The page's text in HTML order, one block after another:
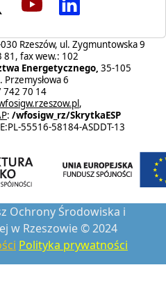
Rzeszów, ul. Zygmuntowska 9
81, fax wew.: 102
Energetycznego, 35-105
Przemysłowa 6
742 70 14
,
: /wfosigw_rz/SkrytkaESP
55516-58184-ASDDT-13
Ochrony Środowiska i
w Rzeszowie © 2024
Polityka prywatności